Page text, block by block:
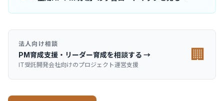
法人向け相談
PM育成支援・リーダー育成を相談する →
IT受託開発会社向けのプロジェクト運営支援
🏢